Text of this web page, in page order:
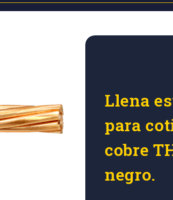
Llena
para
cobre
negro.